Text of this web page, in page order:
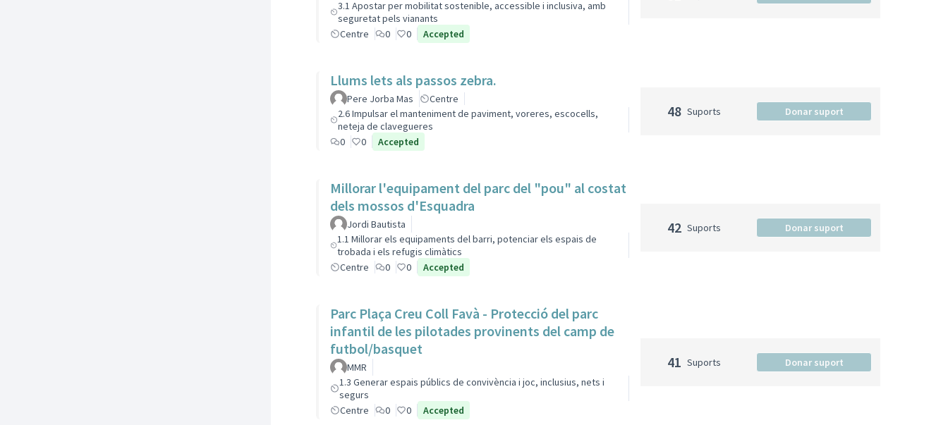
3.1 Apostar per mobilitat sostenible, accessible i inclusiva, amb
seguretat pels vianants
Centre
0 0 Accepted
Llums lets als passos zebra.
Pere Jorba Mas
Centre
2.6 Impulsar el manteniment de paviment, voreres, escocells,
neteja de clavegueres
0
0 Accepted
48 Suports Donar suport
Millorar l'equipament del parc del "pou" al costat
dels mossos d'Esquadra
Jordi Bautista
1.1 Millorar els equipaments del barri, potenciar els espais de
trobada i els refugis climàtics
Centre
0 0 Accepted
42 Suports Donar suport
Parc Plaça Creu Coll Favà - Protecció del parc
infantil de les pilotades provinents del camp de
futbol/basquet
MMR
1.3 Generar espais públics de convivència i joc, inclusius, nets i
segurs
Centre
0 0 Accepted
41 Suports Donar suport